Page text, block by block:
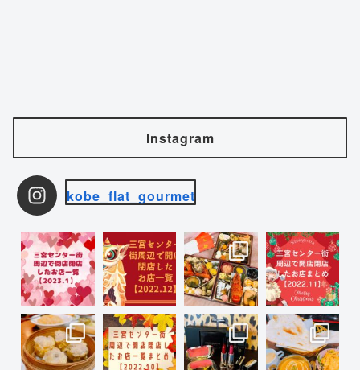
Instagram
kobe_flat_gourmet